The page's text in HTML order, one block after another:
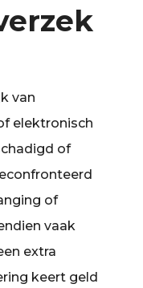
van
elektronisch
of
of
vaak
extra
keert geld